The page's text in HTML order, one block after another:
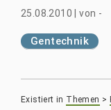
25.08.2010 |von -
Gentechnik
Existiert in Themen >